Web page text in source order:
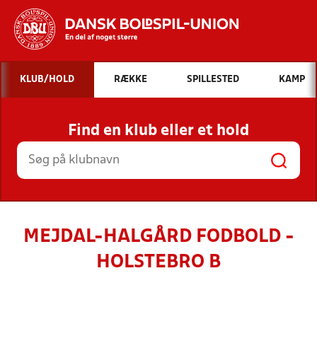
Hvad vil du søge efter?
INDHOLD OG NYHEDER
STILLINGER, RESULTATER, KLUBBER OG
HOLD
KLUB/HOLD RÆKKE SPILLESTED KAMP
Find en klub eller et hold
MEJDAL-HALGÅRD FODBOLD -
HOLSTEBRO B